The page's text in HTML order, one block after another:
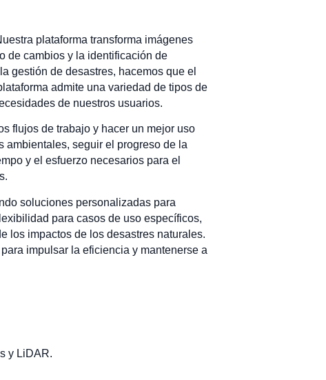
plataforma transforma imágenes
de cambios y la identificación de
gestión de desastres, hacemos que el
admite una variedad de tipos de
de nuestros usuarios.
flujos de trabajo y hacer un mejor uso
ambientales, seguir el progreso de la
y el esfuerzo necesarios para el
soluciones personalizadas para
para casos de uso específicos,
los impactos de los desastres naturales.
impulsar la eficiencia y mantenerse a
y LiDAR.